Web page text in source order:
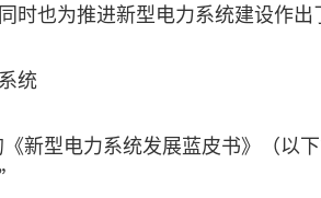
也为推进新型电力系统建设作出
统
新型电力系统发展蓝皮书》（